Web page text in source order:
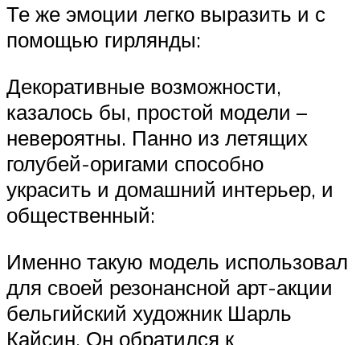
Те же эмоции легко выразить и с
помощью гирлянды:
Декоративные возможности,
казалось бы, простой модели –
невероятны. Панно из летящих
голубей-оригами способно
украсить и домашний интерьер, и
общественный:
Именно такую модель использовал
для своей резонансной арт-акции
бельгийский художник Шарль
Кайсин. Он обратился к